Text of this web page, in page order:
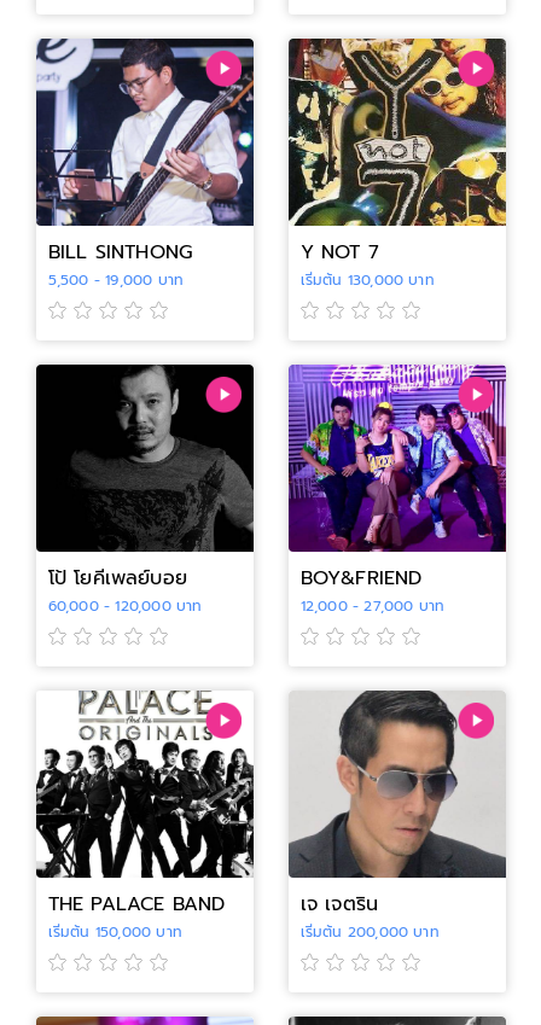
BILL SINTHONG
5,500 - 19,000 บาท
Y NOT 7
เริ่มต้น 130,000 บาท
โป้ โยคีเพลย์บอย
60,000 - 120,000 บาท
BOY&FRIEND
12,000 - 27,000 บาท
THE PALACE BAND
เริ่มต้น 150,000 บาท
เจ เจตริน
เริ่มต้น 200,000 บาท